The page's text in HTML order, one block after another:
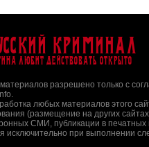
Криминал
любит действовать открыто
разрешено только с
любых материалов этого
(размещение на других
СМИ, публикации в печатных
исключительно при выполнении